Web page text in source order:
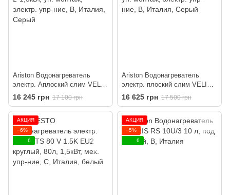
Ariston Водонагреватель
электр. Aплоский слим VELIS
TECH 50 EU, 50л, 2*1,5кВт,
ун. монтаж, электр. упр-ние,
B, Италия, Серый
16 245 грн 17 100 грн
Ariston Водонагреватель
электр. плоский слим VELIS
TECH 80 EU, 80л, 2*1,5кВт,
ун. монтаж, электр. упр-ние,
B, Италия, Серый
16 625 грн 17 500 грн
АКЦИЯ
−6%
6
АКЦИЯ
−5%
6